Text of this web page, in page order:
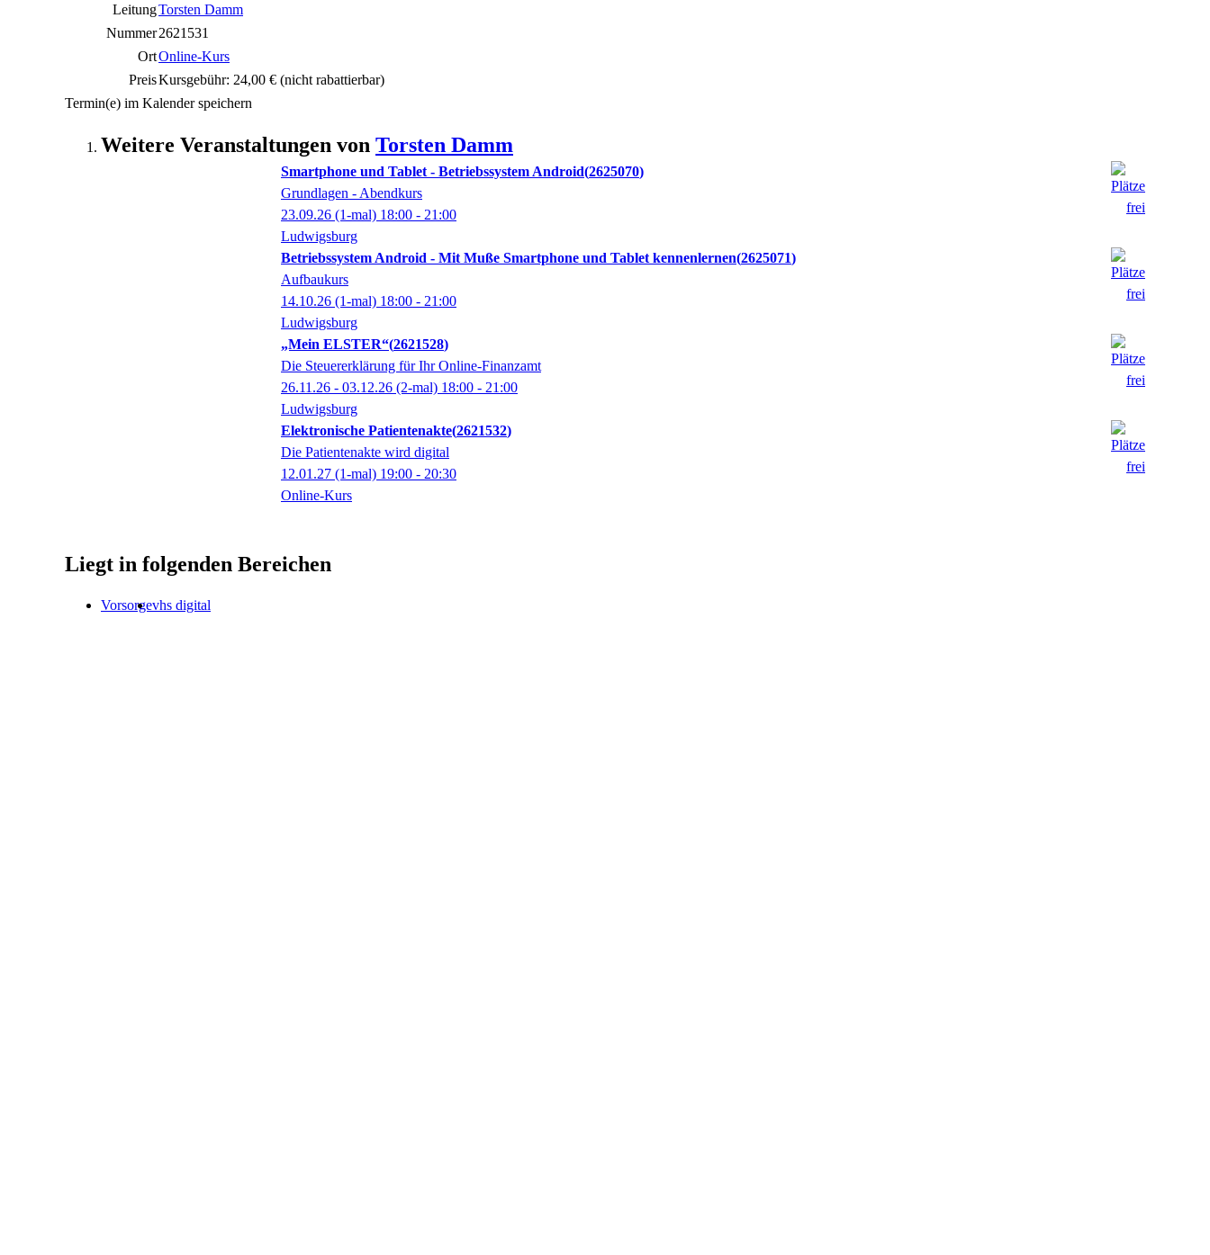
LeitungTorsten Damm
Nummer2621531
OrtOnline-Kurs
PreisKursgebühr: 24,00 € (nicht rabattierbar)
Termin(e) im Kalender speichern
Weitere Veranstaltungen von Torsten Damm
Smartphone und Tablet - Betriebssystem Android 2625070
Grundlagen - Abendkurs
23.09.26 (1-mal) 18:00 - 21:00
Ludwigsburg
Betriebssystem Android - Mit Muße Smartphone und Tablet kennenlernen 2625071
Aufbaukurs
14.10.26 (1-mal) 18:00 - 21:00
Ludwigsburg
„Mein ELSTER“ 2621528
Die Steuererklärung für Ihr Online-Finanzamt
26.11.26 - 03.12.26 (2-mal) 18:00 - 21:00
Ludwigsburg
Elektronische Patientenakte 2621532
Die Patientenakte wird digital
12.01.27 (1-mal) 19:00 - 20:30
Online-Kurs
Liegt in folgenden Bereichen
Vorsorgevhs digital